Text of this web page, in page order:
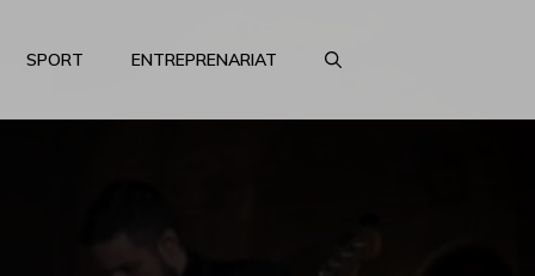
SPORT ENTREPRENARIAT